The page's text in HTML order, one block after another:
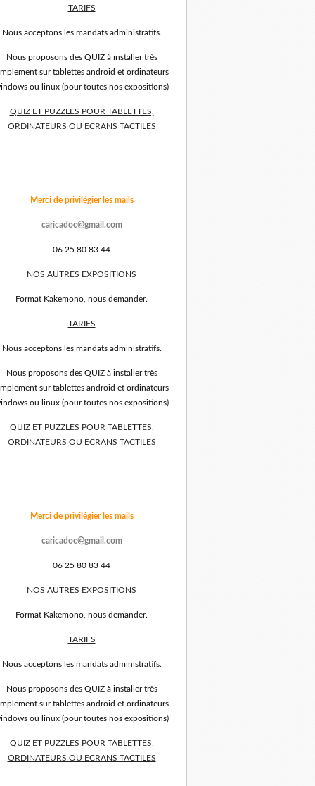
TARIFS
Nous acceptons les mandats administratifs.
Nous proposons des QUIZ à installer très
sur tablettes android et ordinateurs
ou linux (pour toutes nos expositions)
QUIZ ET PUZZLES POUR TABLETTES,
ORDINATEURS OU ECRANS TACTILES
Merci de privilégier les mails
caricadoc@gmail.com
06 25 80 83 44
NOS AUTRES EXPOSITIONS
Format Kakemono, nous demander.
TARIFS
Nous acceptons les mandats administratifs.
Nous proposons des QUIZ à installer très
sur tablettes android et ordinateurs
ou linux (pour toutes nos expositions)
QUIZ ET PUZZLES POUR TABLETTES,
ORDINATEURS OU ECRANS TACTILES
Merci de privilégier les mails
caricadoc@gmail.com
06 25 80 83 44
NOS AUTRES EXPOSITIONS
Format Kakemono, nous demander.
TARIFS
Nous acceptons les mandats administratifs.
Nous proposons des QUIZ à installer très
sur tablettes android et ordinateurs
ou linux (pour toutes nos expositions)
QUIZ ET PUZZLES POUR TABLETTES,
ORDINATEURS OU ECRANS TACTILES